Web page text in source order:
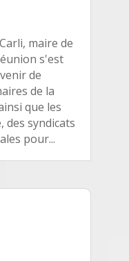
maire de
s'est
de
de la
que les
des syndicats
pour...